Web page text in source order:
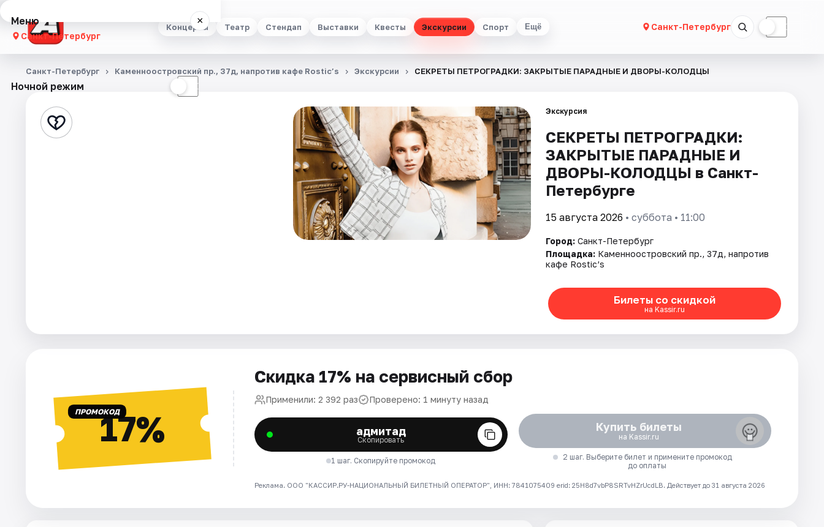
Концерты Театр Стендап Выставки Квесты Экскурсии Спорт Ещё Санкт-Петербург ☾
Меню ×
Санкт-Петербург
Концерты
Стендап
Площадки
Ночной режим ☾
Санкт-Петербург Каменноостровский пр., 37д, напротив кафе Rostic’s Экскурсии СЕКРЕТЫ ПЕТРОГРАДКИ: ЗАКРЫТЫЕ ПАРАДНЫЕ И ДВОРЫ-КОЛОДЦЫ
Экскурсия
СЕКРЕТЫ ПЕТРОГРАДКИ:
ЗАКРЫТЫЕ ПАРАДНЫЕ И
ДВОРЫ-КОЛОДЦЫ в Санкт-
Петербурге
15 августа 2026 • суббота • 11:00
Город: Санкт-Петербург
Площадка: Каменноостровский пр., 37д, напротив
кафе Rostic’s
Билеты со скидкой
на Kassir.ru
ПРОМОКОД17%
Скидка 17% на сервисный сбор
Применили: 2 392 раз Проверено: 1 минуту назад
адмитад
Скопировать
1 шаг. Скопируйте промокод
Купить билеты
на Kassir.ru
2 шаг. Выберите билет и примените промокод
до оплаты
Реклама. ООО "КАССИР.РУ-НАЦИОНАЛЬНЫЙ БИЛЕТНЫЙ ОПЕРАТОР", ИНН: 7841075409 erid: 25H8d7vbP8SRTvHZrUcdLB. Действует до 31 августа 2026